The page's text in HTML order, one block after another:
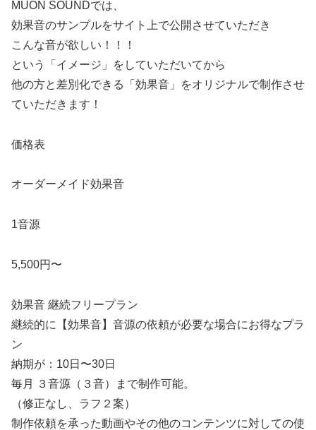
MUON SOUNDでは、
効果音のサンプルをサイト上で公開させていただき
こんな音が欲しい！！！
という「イメージ」をしていただいてから
他の方と差別化できる「効果音」をオリジナルで制作させ
ていただきます！
価格表
オーダーメイド効果音
1音源
5,500円〜
効果音 継続フリープラン
継続的に【効果音】音源の依頼が必要な場合にお得なプラ
ン
納期が：10日〜30日
毎月 ３音源（３音）まで制作可能。
（修正なし、ラフ２案）
制作依頼を承った動画やその他のコンテンツに対しての使